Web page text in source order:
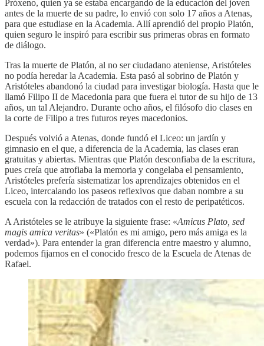
Próxeno, quien ya se estaba encargando de la educación del joven
antes de la muerte de su padre, lo envió con solo 17 años a Atenas,
para que estudiase en la Academia. Allí aprendió del propio Platón,
quien seguro le inspiró para escribir sus primeras obras en formato
de diálogo.
Tras la muerte de Platón, al no ser ciudadano ateniense, Aristóteles
no podía heredar la Academia. Esta pasó al sobrino de Platón y
Aristóteles abandonó la ciudad para investigar biología. Hasta que le
llamó Filipo II de Macedonia para que fuera el tutor de su hijo de 13
años, un tal Alejandro. Durante ocho años, el filósofo dio clases en
la corte de Filipo a tres futuros reyes macedonios.
Después volvió a Atenas, donde fundó el Liceo: un jardín y
gimnasio en el que, a diferencia de la Academia, las clases eran
gratuitas y abiertas. Mientras que Platón desconfiaba de la escritura,
pues creía que atrofiaba la memoria y congelaba el pensamiento,
Aristóteles prefería sistematizar los aprendizajes obtenidos en el
Liceo, intercalando los paseos reflexivos que daban nombre a su
escuela con la redacción de tratados con el resto de peripatéticos.
A Aristóteles se le atribuye la siguiente frase: «Amicus Plato, sed
magis amica veritas» («Platón es mi amigo, pero más amiga es la
verdad»). Para entender la gran diferencia entre maestro y alumno,
podemos fijarnos en el conocido fresco de la Escuela de Atenas de
Rafael.